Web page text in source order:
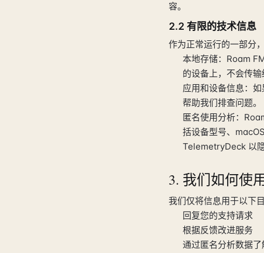
容。
2.2 有限的技术信息
作为正常运行的一部分
本地存储：Roam
的设备上，不会传输
应用和设备信息：
帮助我们排查问题。
匿名使用分析：
括设备型号、
TelemetryDeck 以
3. 我们如何使
我们仅将信息用于以下目
回复您的支持请求
根据反馈改进服务
通过匿名分析数据